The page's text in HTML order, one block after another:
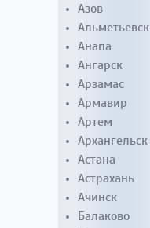
Азов
Альметьевск
Анапа
Ангарск
Арзамас
Армавир
Артем
Архангельск
Астана
Астрахань
Ачинск
Балаково